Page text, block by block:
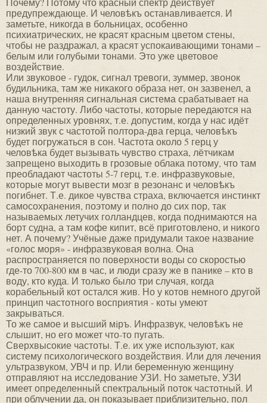
предупреждающе. И человѣкъ останавливается. И
заметьте, никогда в больницах, особенно
психиатрических, не красят красным цветом стены,
чтобы не раздражал, а красят успокаивающими тонами –
белым или голубыми тонами. Это уже цветовое
воздействие.
Или звуковое - гудок, сигнал тревоги, зуммер, звонок
будильника, там же никакого образа нет, он зазвенел, а
наша внутренняя сигнальная система срабатывает на
данную частоту. Либо частоты, которые передаются на
определенных уровнях, т.е. допустим, когда у нас идёт
низкий звук с частотой полтора-два герца, человѣкъ
будет погружаться в сон. Частота около 5 герц у
человѣка будет вызывать чувство страха, лётчикам
запрещено выходить в грозовые облака потому, что там
преобладают частоты 5-7 герц, т.е. инфразвуковые,
которые могут вывести мозг в резонанс и человѣкъ
погибнет. Т.е. дикое чувства страха, включается инстинкт
самосохранения, поэтому и полно до сих пор, так
называемых летучих голландцев, когда поднимаются на
борт судна, а там кофе кипит, всё приготовлено, и никого
нет. А почему? Учёные даже придумали такое название
«голос моря» - инфразвуковая волна. Она
распространяется по поверхности воды со скоростью
где-то 700-800 км в час, и люди сразу же в панике – кто в
воду, кто куда. И только было три случая, когда
корабельный кот остался жив. Но у котов немного другой
принцип частотного восприятия - коты умеют
закрываться.
То же самое и высший мiръ. Инфразвук, человѣкъ не
слышит, но его может что-то пугать.
Сверхвысокие частоты. Т.е. их уже используют, как
систему психологического воздействия. Или для лечения
ультразвуком, УВЧ и пр. Или беременную женщину
отправляют на исследование УЗИ. Но заметьте, УЗИ
имеет определенный спектральный поток частотный. И
при облучении да, он показывает приблизительно, пол